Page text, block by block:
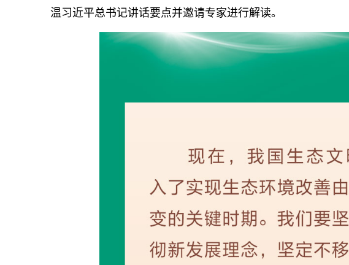
温习近平总书记讲话要点并邀请专家进行解读。